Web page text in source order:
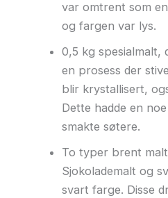
var omtrent som
og fargen var lys.
0,5 kg
en prosess der
blir krystallisert,
Dette hadde en
smakte søtere.
To typer brent
Sjokolademalt og
svart farge. Disse